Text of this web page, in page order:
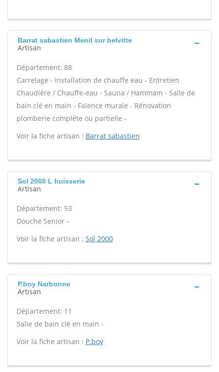
Barrat sabastien Menil sur belvitte
Artisan
Département: 88
Carrelage - Installation de chauffe eau - Entretien
Chaudière / Chauffe-eau - Sauna / Hammam - Salle de
bain clé en main - Faïence murale - Rénovation
plomberie complète ou partielle -
Voir la fiche artisan : Barrat sabastien
Sol 2000 L huisserie
Artisan
Département: 53
Douche Senior -
Voir la fiche artisan : Sol 2000
P.boy Narbonne
Artisan
Département: 11
Salle de bain clé en main -
Voir la fiche artisan : P.boy